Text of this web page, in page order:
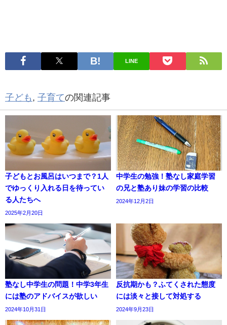
LINE
子ども , 子育ての関連記事
子どもとお風呂はいつまで？1人
でゆっくり入れる日を待ってい
る人たちへ
2025年2月20日
中学生の勉強！塾なし家庭学習
の兄と塾あり妹の学習の比較
2024年12月2日
塾なし中学生の問題！中学3年生
には塾のアドバイスが欲しい
2024年10月31日
反抗期かも？ふてくされた態度
には淡々と接して対処する
2024年9月23日